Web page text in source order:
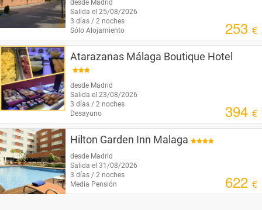
de
Playa
Ferries
Trenes
desde Madrid
Salida el 25/08/2026
3 días / 2 noches
Sólo Alojamiento
253 €
Atarazanas Málaga Boutique Hotel
desde Madrid
Salida el 23/08/2026
3 días / 2 noches
Desayuno
394 €
Ver
oferta
Hilton Garden Inn Malaga
desde Madrid
Salida el 31/08/2026
3 días / 2 noches
Media Pensión
622 €
Ver
oferta